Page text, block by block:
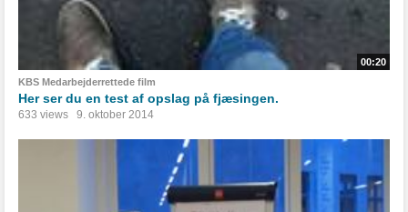
00:20
KBS Medarbejderrettede film
Her ser du en test af opslag på fjæsingen.
633 views 9. oktober 2014